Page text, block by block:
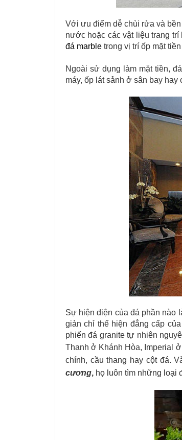
Với ưu điểm dễ chùi rửa và
nước hoặc các vật liệu trang
đá marble trong vị trí ốp mặt
Ngoài sử dụng làm mặt tiền,
máy, ốp lát sảnh ở sân bay hay
Sự hiện diện của đá phần nào
giản chỉ thể hiện đẳng cấp
phiến đá granite tự nhiên
Thanh ở Khánh Hòa, Imperial
chính, cầu thang hay cột đá.
cương, họ luôn tìm những loại